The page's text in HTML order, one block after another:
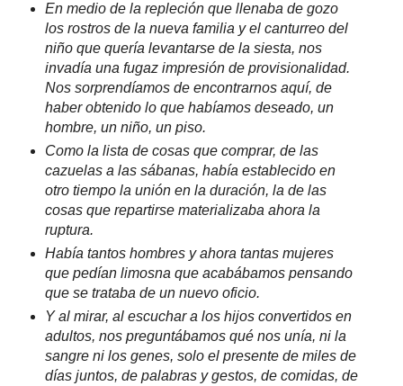
En medio de la repleción que llenaba de gozo
los rostros de la nueva familia y el canturreo del
niño que quería levantarse de la siesta, nos
invadía una fugaz impresión de provisionalidad.
Nos sorprendíamos de encontrarnos aquí, de
haber obtenido lo que habíamos deseado, un
hombre, un niño, un piso.
Como la lista de cosas que comprar, de las
cazuelas a las sábanas, había establecido en
otro tiempo la unión en la duración, la de las
cosas que repartirse materializaba ahora la
ruptura.
Había tantos hombres y ahora tantas mujeres
que pedían limosna que acabábamos pensando
que se trataba de un nuevo oficio.
Y al mirar, al escuchar a los hijos convertidos en
adultos, nos preguntábamos qué nos unía, ni la
sangre ni los genes, solo el presente de miles de
días juntos, de palabras y gestos, de comidas, de